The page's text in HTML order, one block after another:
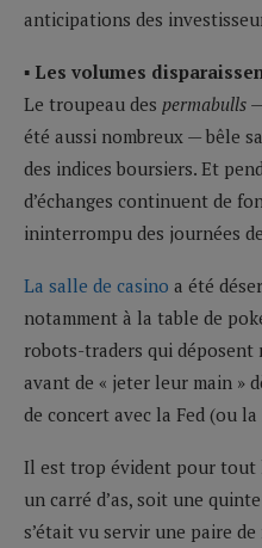
anticipations des
▪ Les volumes
Le troupeau des permabulls
été aussi nombreux — bêle
des indices boursiers. Et
d’échanges continuent de
ininterrompu des journées
La salle de casino a été
notamment à la table de
robots-traders qui déposent
avant de « jeter leur main »
de concert avec la Fed (ou
Il est trop évident pour tout
un carré d’as, soit une
s’était vu servir une paire